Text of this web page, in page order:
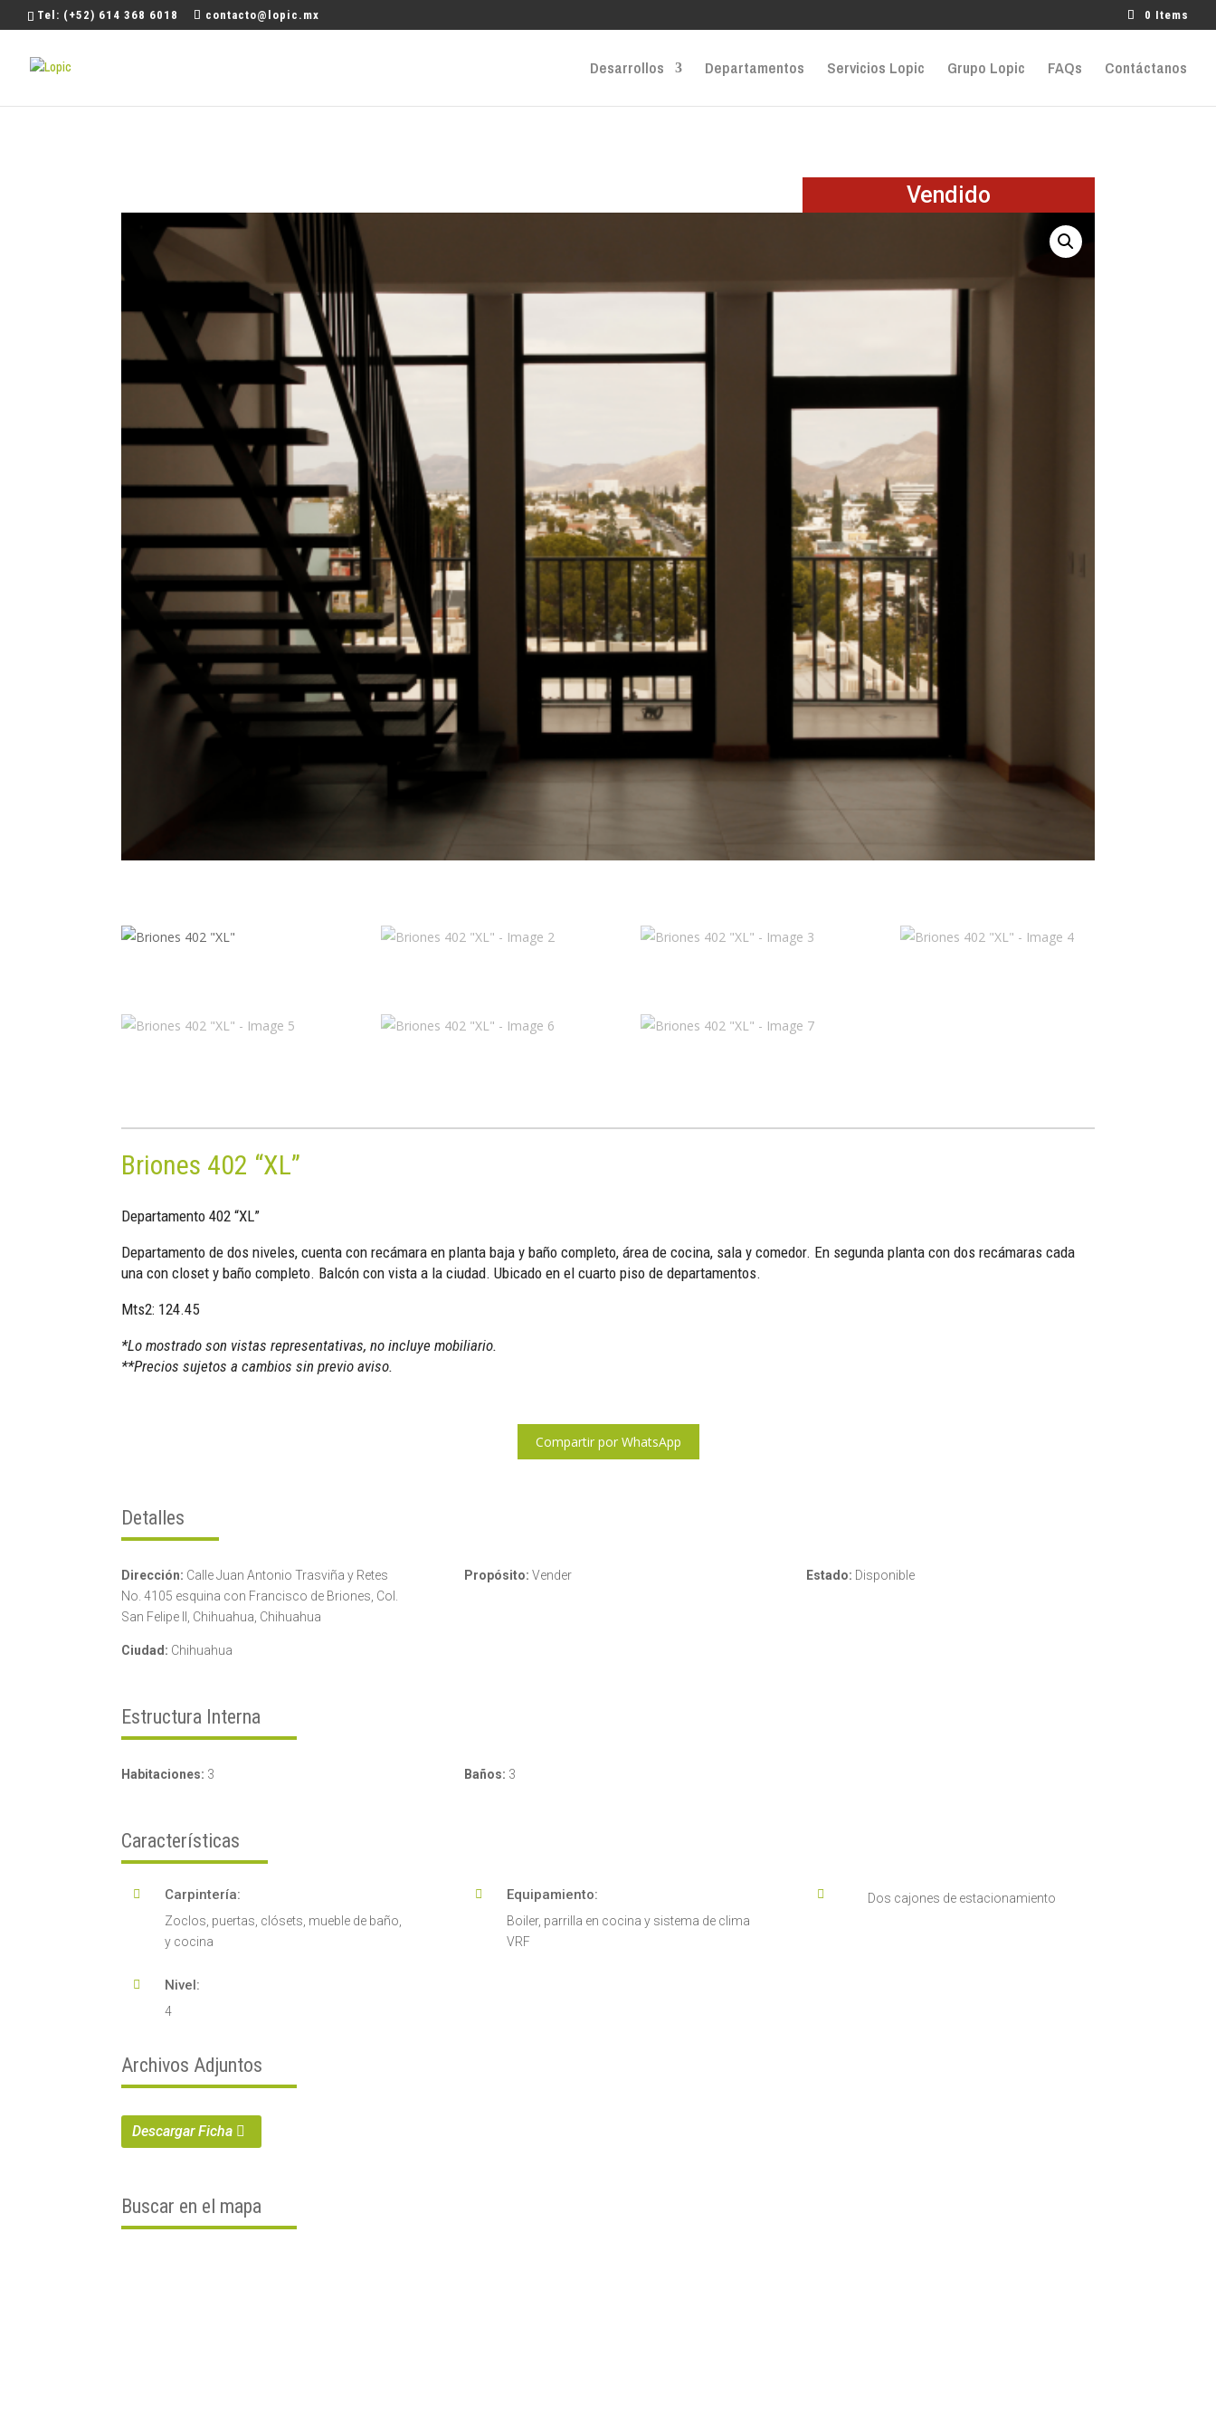
Tel: (+52) 614 368 6018 contacto@lopic.mx 0 Items
Desarrollos Departamentos Servicios Lopic Grupo Lopic FAQs Contáctanos
Vendido
Briones 402 “XL”
Departamento 402 “XL”
Departamento de dos niveles, cuenta con recámara en planta baja y baño completo, área de cocina, sala y comedor. En segunda planta con dos recámaras cada
una con closet y baño completo. Balcón con vista a la ciudad. Ubicado en el cuarto piso de departamentos.
Mts2: 124.45
*Lo mostrado son vistas representativas, no incluye mobiliario.
**Precios sujetos a cambios sin previo aviso.
Compartir por WhatsApp
Detalles
Dirección: Calle Juan Antonio Trasviña y Retes
No. 4105 esquina con Francisco de Briones, Col.
San Felipe II, Chihuahua, Chihuahua
Ciudad: Chihuahua
Propósito: Vender Estado: Disponible
Estructura Interna
Habitaciones: 3 Baños: 3
Características
 Carpintería:
Zoclos, puertas, clósets, mueble de baño,
y cocina
 Nivel:
4
 Equipamiento:
Boiler, parrilla en cocina y sistema de clima
VRF
 Dos cajones de estacionamiento
Archivos Adjuntos
Descargar Ficha
Buscar en el mapa